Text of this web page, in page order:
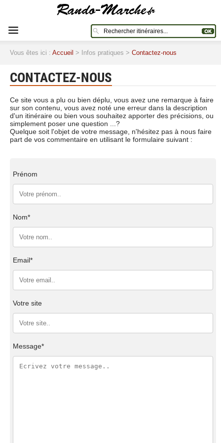
Vous êtes ici : Accueil > Infos pratiques > Contactez-nous
CONTACTEZ-NOUS
Ce site vous a plu ou bien déplu, vous avez une remarque à faire
sur son contenu, vous avez noté une erreur dans la description
d'un itinéraire ou bien vous souhaitez apporter des précisions, ou
simplement poser une question ...?
Quelque soit l'objet de votre message, n'hésitez pas à nous faire
part de vos commentaire en utilisant le formulaire suivant :
Prénom
Nom*
Email*
Votre site
Message*